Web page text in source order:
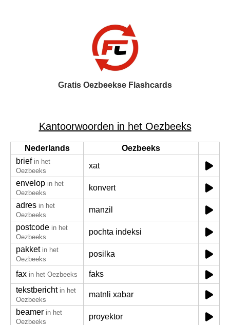
Gratis Oezbeekse Flashcards
Kantoorwoorden in het Oezbeeks
Nederlands
Oezbeeks
brief in het
Oezbeeks
xat
envelop in het
Oezbeeks
konvert
adres in het
Oezbeeks
manzil
postcode in het
Oezbeeks
pochta indeksi
pakket in het
Oezbeeks
posilka
fax in het Oezbeeks
faks
tekstbericht in het
Oezbeeks
matnli xabar
beamer in het
Oezbeeks
proyektor